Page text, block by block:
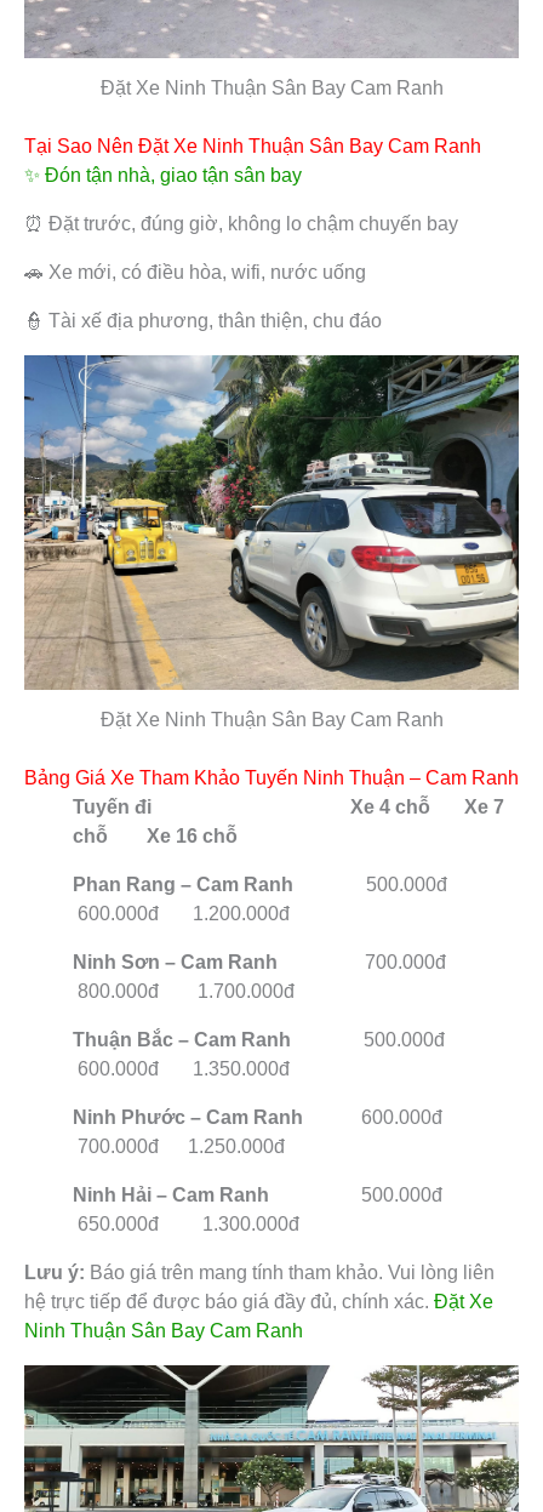
Đặt Xe Ninh Thuận Sân Bay Cam Ranh
Tại Sao Nên Đặt Xe Ninh Thuận Sân Bay Cam Ranh
✨ Đón tận nhà, giao tận sân bay
⏰ Đặt trước, đúng giờ, không lo chậm chuyến bay
🚗 Xe mới, có điều hòa, wifi, nước uống
👮 Tài xế địa phương, thân thiện, chu đáo
Đặt Xe Ninh Thuận Sân Bay Cam Ranh
Bảng Giá Xe Tham Khảo Tuyến Ninh Thuận – Cam Ranh
Tuyến đi Xe 4 chỗ Xe 7
chỗ Xe 16 chỗ
Phan Rang – Cam Ranh
500.000đ
600.000đ 1.200.000đ
Ninh Sơn – Cam Ranh
700.000đ
800.000đ 1.700.000đ
Thuận Bắc – Cam Ranh
500.000đ
600.000đ 1.350.000đ
Ninh Phước – Cam Ranh
600.000đ
700.000đ 1.250.000đ
Ninh Hải – Cam Ranh
500.000đ
650.000đ 1.300.000đ
Lưu ý: Báo giá trên mang tính tham khảo. Vui lòng liên
hệ trực tiếp để được báo giá đầy đủ, chính xác. Đặt Xe
Ninh Thuận Sân Bay Cam Ranh